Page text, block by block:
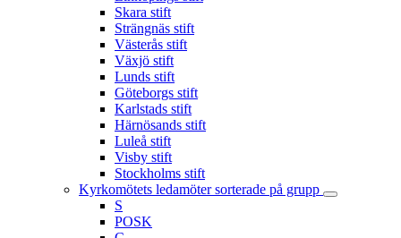
Skara stift
Strängnäs stift
Västerås stift
Växjö stift
Lunds stift
Göteborgs stift
Karlstads stift
Härnösands stift
Luleå stift
Visby stift
Stockholms stift
Kyrkomötets ledamöter sorterade på grupp
S
POSK